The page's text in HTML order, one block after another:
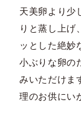
天美卵より少
りと蒸し上げ
ッとした絶妙
小ぶりな卵の
みいただけま
理のお供にい